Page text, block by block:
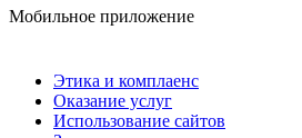
Мобильное приложение
Этика и комплаенс
Оказание услуг
Использование сайтов